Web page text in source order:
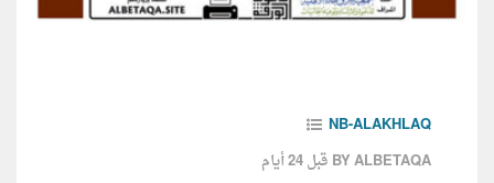
NB-ALAKHLAQ
قبل 24 أيام BY ALBETAQA